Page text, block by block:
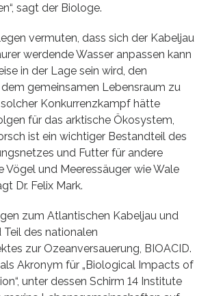
sagt der Biologe.
vermuten, dass sich der Kabeljau
werdende Wasser anpassen kann
in der Lage sein wird, den
gemeinsamen Lebensraum zu
solcher Konkurrenzkampf hätte
für das arktische Ökosystem,
ist ein wichtiger Bestandteil des
und Futter für andere
Vögel und Meeressäuger wie Wale
Dr. Felix Mark.
zum Atlantischen Kabeljau und
des nationalen
zur Ozeanversauerung, BIOACID.
Akronym für „Biological Impacts of
unter dessen Schirm 14 Institute